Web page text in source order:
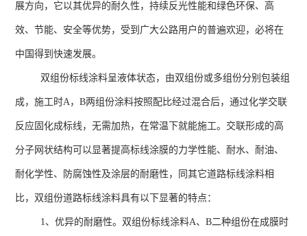
展方向，它以其优异的耐久性，持续反光性能和绿色环保、高
效、节能、安全等优势，受到广大公路用户的普遍欢迎，必将在
中国得到快速发展。
双组份标线涂料呈液体状态，由双组份或多组份分别包装组
成，施工时A， B两组份涂料按照配比经过混合后，通过化学交联
反应固化成标线，无需加热，在常温下就能施工。交联形成的高
分子网状结构可以显著提高标线涂膜的力学性能、耐水、耐油、
耐化学性、防腐蚀性及涂层的耐磨性，同其它道路标线涂料相
比，双组份道路标线涂料具有以下显著的特点：
1、优异的耐磨性。双组份标线涂料A、 B二种组份在成膜时